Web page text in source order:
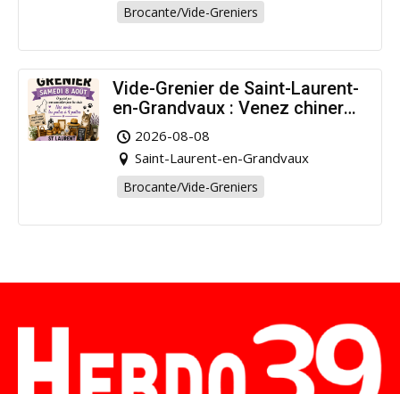
Brocante/Vide-Greniers
Vide-Grenier de Saint-Laurent-
en-Grandvaux : Venez chiner
pour la bonne cause !
2026-08-08
Saint-Laurent-en-Grandvaux
Brocante/Vide-Greniers